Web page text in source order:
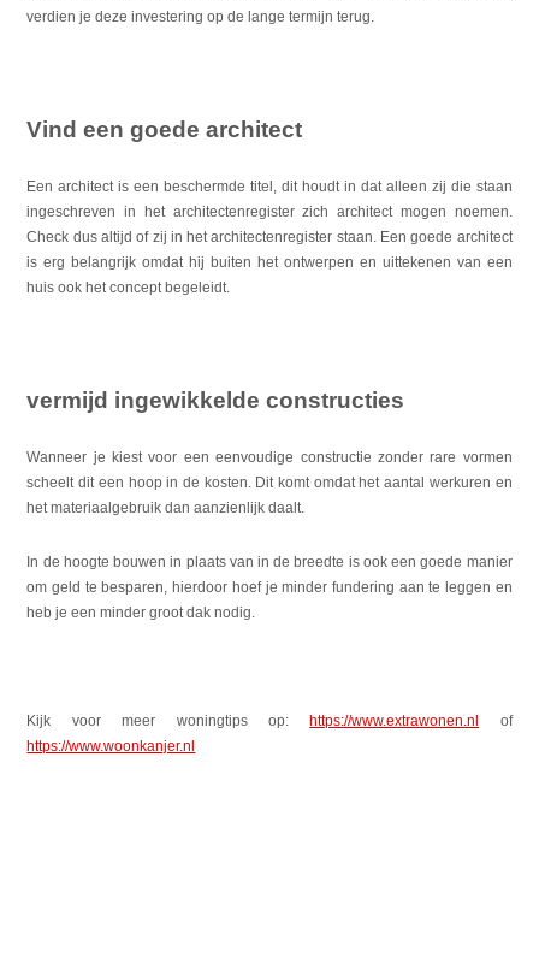
verdien je deze investering op de lange termijn terug.
Vind een goede architect
Een architect is een beschermde titel, dit houdt in dat alleen zij die staan
ingeschreven in het architectenregister zich architect mogen noemen.
Check dus altijd of zij in het architectenregister staan. Een goede architect
is erg belangrijk omdat hij buiten het ontwerpen en uittekenen van een
huis ook het concept begeleidt.
vermijd ingewikkelde constructies
Wanneer je kiest voor een eenvoudige constructie zonder rare vormen
scheelt dit een hoop in de kosten. Dit komt omdat het aantal werkuren en
het materiaalgebruik dan aanzienlijk daalt.
In de hoogte bouwen in plaats van in de breedte is ook een goede manier
om geld te besparen, hierdoor hoef je minder fundering aan te leggen en
heb je een minder groot dak nodig.
Kijk voor meer woningtips op:https://www.extrawonen.nl of
https://www.woonkanjer.nl